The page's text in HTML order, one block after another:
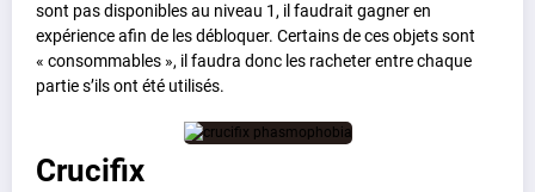
sont pas disponibles au niveau 1, il faudrait gagner en
expérience afin de les débloquer. Certains de ces objets sont
« consommables », il faudra donc les racheter entre chaque
partie s’ils ont été utilisés.
Crucifix